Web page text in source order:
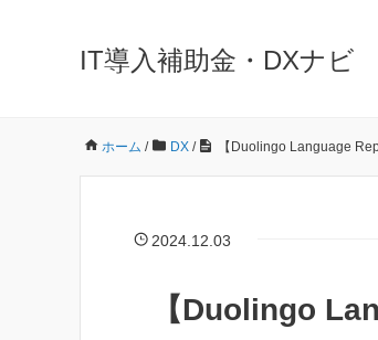
IT導入補助金・DXナビ
ホーム / DX / 【Duolingo Language
2024.12.03
【Duolingo